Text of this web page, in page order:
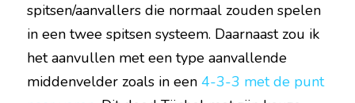
spitsen/aanvallers die normaal zouden spelen
in een twee spitsen systeem. Daarnaast zou ik
het aanvullen met een type aanvallende
middenvelder zoals in een 4-3-3 met de punt